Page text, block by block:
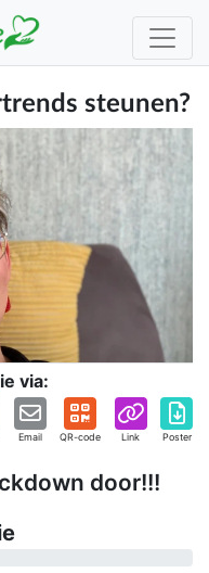
steunen?
via:
Email QR-code Link Poster
door!!!